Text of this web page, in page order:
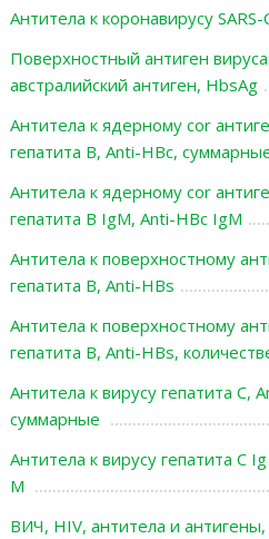
Антитела к коронавирусу
Поверхностный антиген
австралийский антиген, HbsAg
Антитела к ядерному cor
гепатита В, Anti-HBc,
Антитела к ядерному cor
гепатита В IgM, Anti-HBc IgM
Антитела к поверхностному
гепатита В, Anti-HBs
Антитела к поверхностному
гепатита В, Anti-HBs,
Антитела к вирусу гепатита С,
суммарные
Антитела к вирусу гепатита С
M
ВИЧ, HIV, антитела и